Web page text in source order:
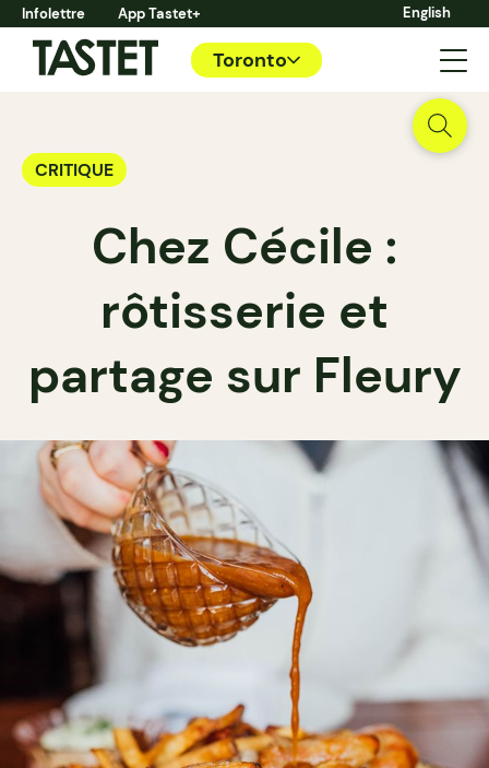
Infolettre App Tastet+ English
Toronto
CRITIQUE
Chez Cécile :
rôtisserie et
partage sur Fleury